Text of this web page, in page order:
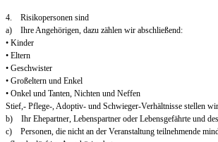
4. Risikopersonen sind
a) Ihre Angehörigen, dazu zählen wir abschließend:
• Kinder
• Eltern
• Geschwister
• Großeltern und Enkel
• Onkel und Tanten, Nichten und Neffen
Stief,- Pflege-, Adoptiv- und Schwieger-Verhältnisse stellen
b) Ihr Ehepartner, Lebenspartner oder Lebensgefährte und
c) Personen, die nicht an der Veranstaltung teilnehmende